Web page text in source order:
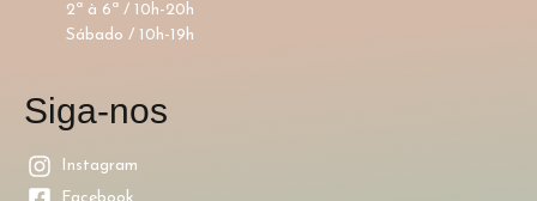
2ª à 6ª / 10h-20h
Sábado / 10h-19h
Siga-nos
Instagram